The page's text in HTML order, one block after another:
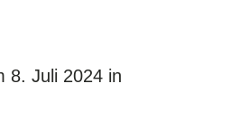
8. Juli 2024 in